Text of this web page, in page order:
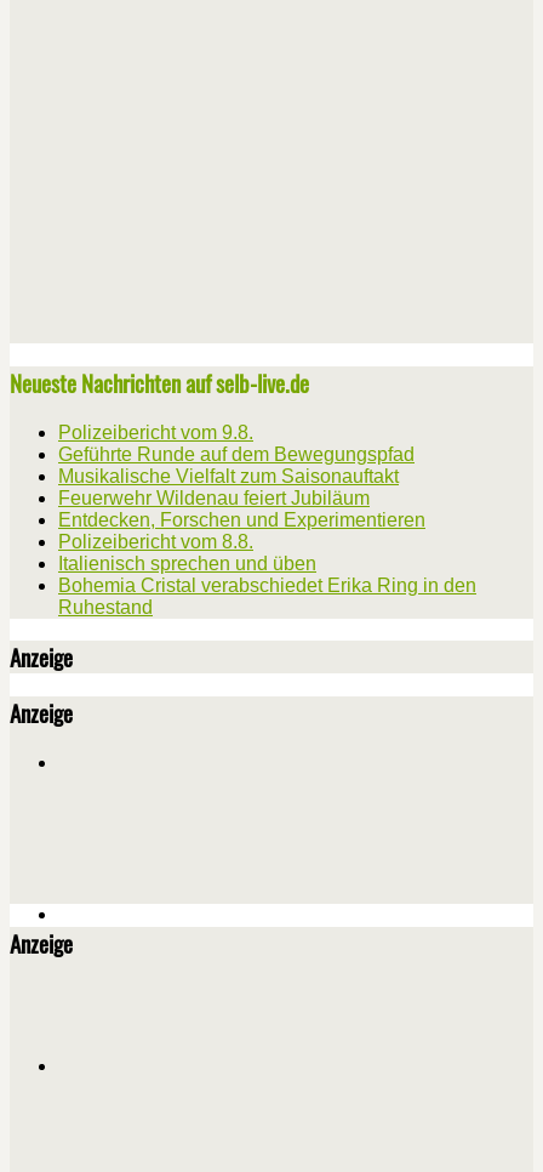
Neueste Nachrichten auf selb-live.de
Polizeibericht vom 9.8.
Geführte Runde auf dem Bewegungspfad
Musikalische Vielfalt zum Saisonauftakt
Feuerwehr Wildenau feiert Jubiläum
Entdecken, Forschen und Experimentieren
Polizeibericht vom 8.8.
Italienisch sprechen und üben
Bohemia Cristal verabschiedet Erika Ring in den
Ruhestand
Anzeige
Anzeige
Anzeige